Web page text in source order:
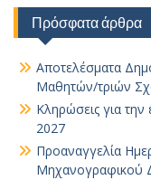
Πρόσφατα άρθρα
Αποτελέσματα
Μαθητών/τριών
Κληρώσεις για
2027
Προαναγγελία
Μηχανογραφικού